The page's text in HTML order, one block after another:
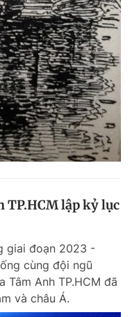
TP.HCM lập kỷ lục
giai đoạn 2023 -
cùng đội ngũ
Tâm Anh TP.HCM đã
và châu Á.